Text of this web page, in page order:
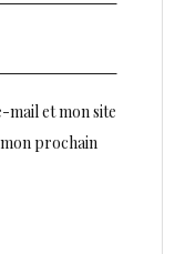
et mon site
prochain